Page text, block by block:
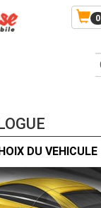
0
DU VEHICULE